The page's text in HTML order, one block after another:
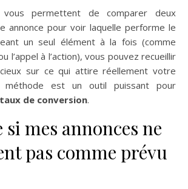
permettent de comparer deux
annonce pour voir laquelle performe le
un seul élément à la fois (comme
l’appel à l’action), vous pouvez recueillir
sur ce qui attire réellement votre
méthode est un outil puissant pour
taux de conversion.
si mes annonces ne
pas comme prévu